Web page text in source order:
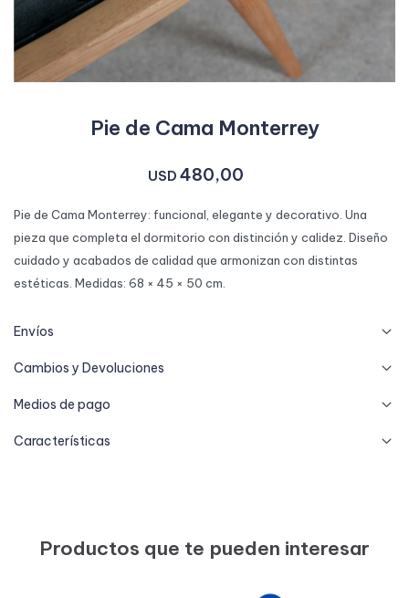
Pie de Cama Monterrey
USD 480,00
Pie de Cama Monterrey: funcional, elegante y decorativo. Una
pieza que completa el dormitorio con distinción y calidez. Diseño
cuidado y acabados de calidad que armonizan con distintas
estéticas. Medidas: 68 × 45 × 50 cm.
Envíos
Cambios y Devoluciones
Medios de pago
Características
Productos que te pueden interesar